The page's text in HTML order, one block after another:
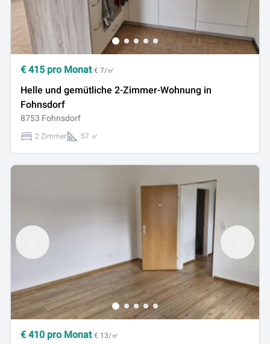
€ 415 pro Monat € 7/㎡
Helle und gemütliche 2-Zimmer-Wohnung in
Fohnsdorf
8753 Fohnsdorf
2 Zimmer 57 ㎡
€ 410 pro Monat € 13/㎡